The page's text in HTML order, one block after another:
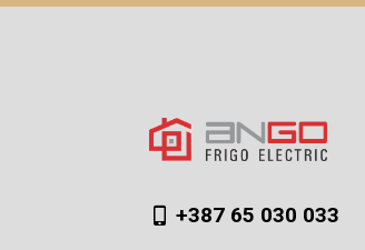
+387 65 030 033